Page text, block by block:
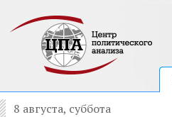
8 августа, суббота